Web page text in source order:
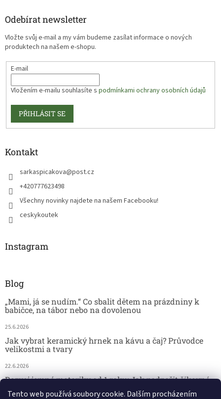
Tento web používá soubory cookie. Dalším procházením
Odebírat newsletter
Vložte svůj e-mail a my vám budeme zasílat informace o nových
produktech na našem e-shopu.
E-mail
Vložením e-mailu souhlasíte s podmínkami ochrany osobních údajů
PŘIHLÁSIT SE
Kontakt
sarkaspicakova@post.cz
+420777623498
Všechny novinky najdete na našem Facebooku!
ceskykoutek
Instagram
Blog
„Mami, já se nudím.“ Co sbalit dětem na prázdniny k
babičce, na tábor nebo na dovolenou
25.6.2026
Jak vybrat keramický hrnek na kávu a čaj? Průvodce
velikostmi a tvary
22.6.2026
Rozvoj jemné motoriky od 1 roku: Jak podpořit šikovné